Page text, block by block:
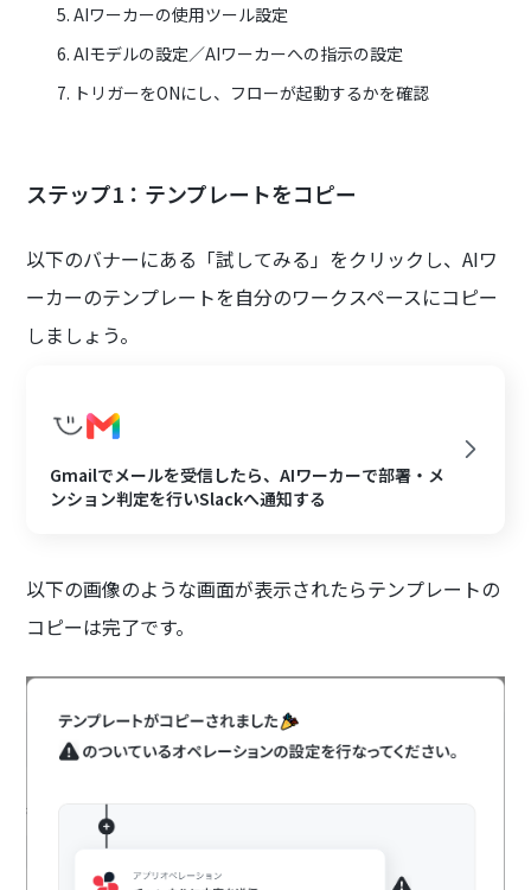
AIワーカーの使用ツール設定
AIモデルの設定／AIワーカーへの指示の設定
トリガーをONにし、フローが起動するかを確認
ステップ1：テンプレートをコピー
以下のバナーにある「試してみる」をクリックし、AIワ
ーカーのテンプレートを自分のワークスペースにコピー
しましょう。
Gmailでメールを受信したら、AIワーカーで部署・メ
ンション判定を行いSlackへ通知する
以下の画像のような画面が表示されたらテンプレートの
コピーは完了です。